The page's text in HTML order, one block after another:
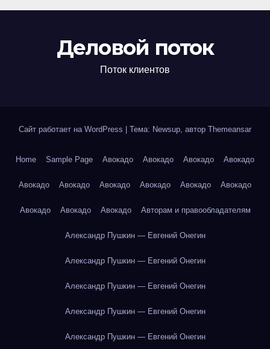
Деловой поток
Поток клиентов
Сайт работает на WordPress Тема: Newsup, автор Themeansar
Home Sample Page Авокадо Авокадо Авокадо Авокадо
Авокадо Авокадо Авокадо Авокадо Авокадо Авокадо
Авокадо Авокадо Авокадо Авторам и правообладателям
Александр Пушкин — Евгений Онегин
Александр Пушкин — Евгений Онегин
Александр Пушкин — Евгений Онегин
Александр Пушкин — Евгений Онегин
Александр Пушкин — Евгений Онегин